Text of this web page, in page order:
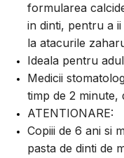
formularea
in dinti, pentru a
la atacurile
Ideala pentru
Medicii
timp de 2 minute,
ATENTIONARE:
Copiii de 6 ani si
pasta de dinti de